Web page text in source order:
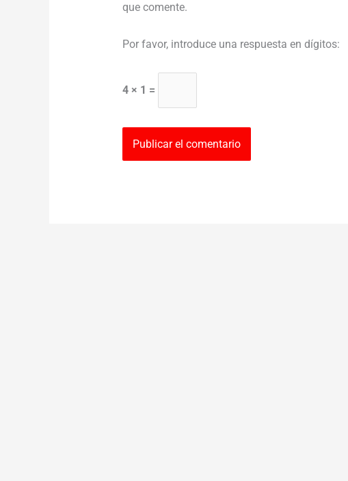
que comente.
Por favor, introduce una respuesta en dígitos:
4 × 1 =